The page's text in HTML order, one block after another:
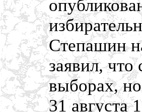
Степашин
заявил, что
выборах, но
31 августа